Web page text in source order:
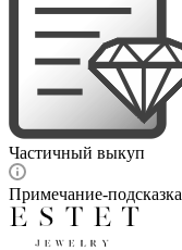
Частичный выкуп
Примечание-подсказка